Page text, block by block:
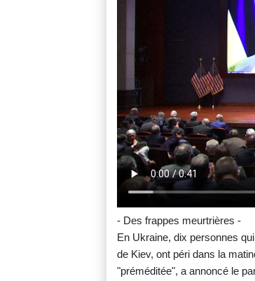
- Des frappes meurtrières -
En Ukraine, dix personnes
de Kiev, ont péri dans la
"préméditée", a annoncé le